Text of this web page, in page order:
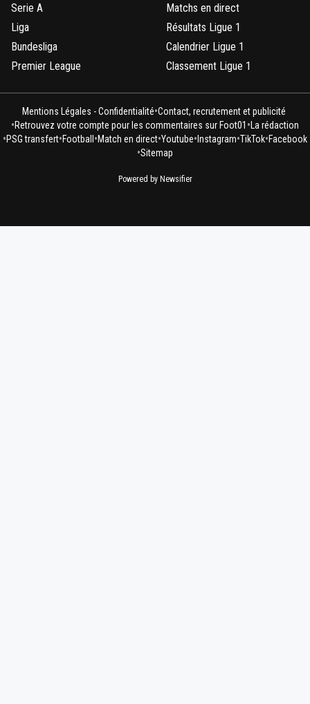
Serie A
Liga
Bundesliga
Premier League
Matchs en direct
Résultats Ligue 1
Calendrier Ligue 1
Classement Ligue 1
Mentions Légales - Confidentialité•Contact, recrutement et publicité
•Retrouvez votre compte pour les commentaires sur Foot01 • La rédaction
•PSG transfert•Football •Match en direct•Youtube• Instagram•TikTok•Facebook
•Sitemap
Powered by Newsifier